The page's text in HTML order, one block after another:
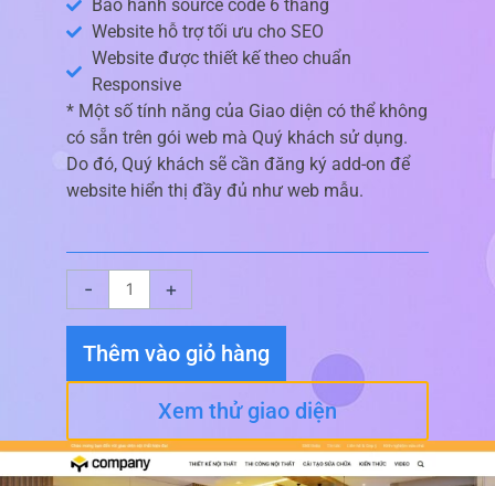
Bảo hành source code 6 tháng
Website hỗ trợ tối ưu cho SEO
Website được thiết kế theo chuẩn
Responsive
* Một số tính năng của Giao diện có thể không
có sẵn trên gói web mà Quý khách sử dụng.
Do đó, Quý khách sẽ cần đăng ký add-on để
website hiển thị đầy đủ như web mẫu.
-
diện
Nội
Thất
số
lượng
+
Thêm vào giỏ hàng
Xem thử giao diện